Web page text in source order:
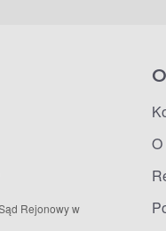
Rejonowy w